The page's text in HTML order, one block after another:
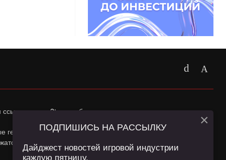
ссылка наapp2top.ruобязательна.
Пользователей сайта и сервис «Яндекс
в
Политике конфиденциальностии
ПОДПИШИСЬ НА РАССЫЛКУ
Дайджест новостей игровой индустрии
каждую пятницу.
×